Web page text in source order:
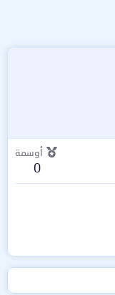
أوسمة
0